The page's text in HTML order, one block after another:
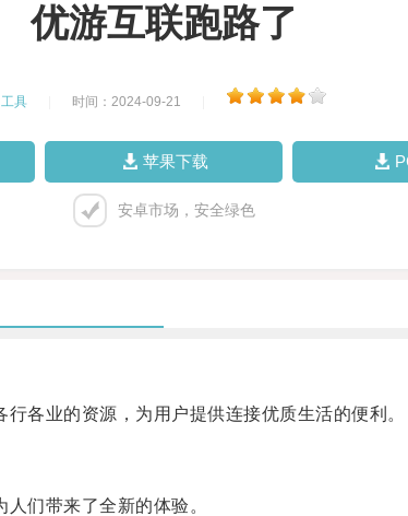
优游互联跑路了
工具 时间：2024-09-21
苹果下载
安卓市场，安全绿色
业的资源，为用户提供连接优质生活的便利。
们带来了全新的体验。